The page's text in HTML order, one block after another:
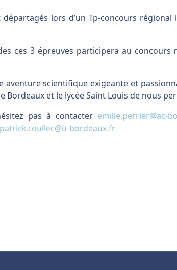
lors d’un Tp-concours régional
ces 3 épreuves participera au concours
scientifique exigeante et
Bordeaux et le lycée Saint Louis de nous
pas à contacter emilie.perrier@ac-
patrick.toullec@u-bordeaux.fr